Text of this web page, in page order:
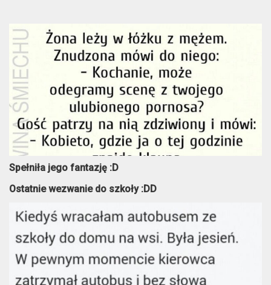
Spełniła jego fantazję :D
Ostatnie wezwanie do szkoły :DD